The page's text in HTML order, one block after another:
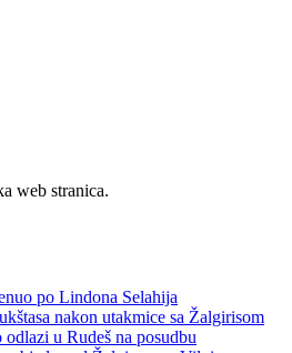
web stranica.
po Lindona Selahija
nakon utakmice sa Žalgirisom
u Rudeš na posudbu